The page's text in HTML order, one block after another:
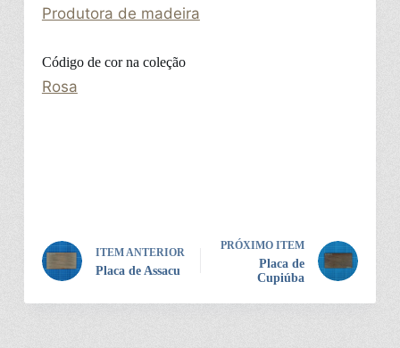
Produtora de madeira
Código de cor na coleção
Rosa
ITEM ANTERIOR
Placa de Assacu
PRÓXIMO ITEM
Placa de
Cupiúba